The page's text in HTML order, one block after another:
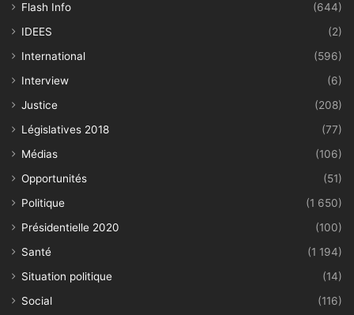
Flash Info
(644)
IDEES
(2)
International
(596)
Interview
(6)
Justice
(208)
Législatives 2018
(77)
Médias
(106)
Opportunités
(51)
Politique
(1 650)
Présidentielle 2020
(100)
Santé
(1 194)
Situation politique
(14)
Social
(116)